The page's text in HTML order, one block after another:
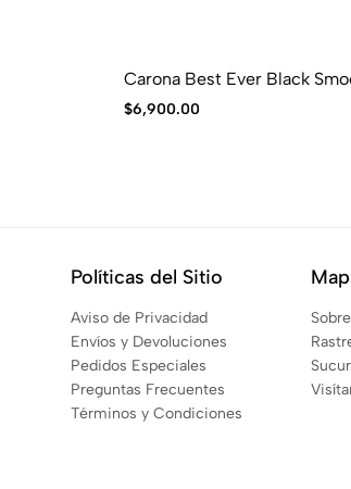
Carona Best Ever Black
$6,900.00
Políticas del Sitio
Aviso de Privacidad
Envíos y Devoluciones
Pedidos Especiales
Preguntas Frecuentes
Términos y Condiciones